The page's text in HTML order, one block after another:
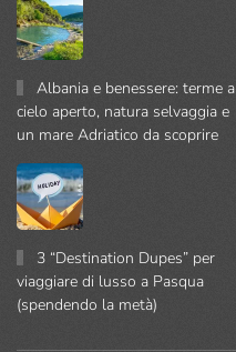
Albania e benessere: terme a
cielo aperto, natura selvaggia e
un mare Adriatico da scoprire
3 “Destination Dupes” per
viaggiare di lusso a Pasqua
(spendendo la metà)